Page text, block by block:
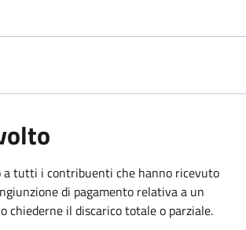
a tutti i contribuenti che hanno ricevuto
di pagamento relativa a un
chiederne il discarico totale o parziale.